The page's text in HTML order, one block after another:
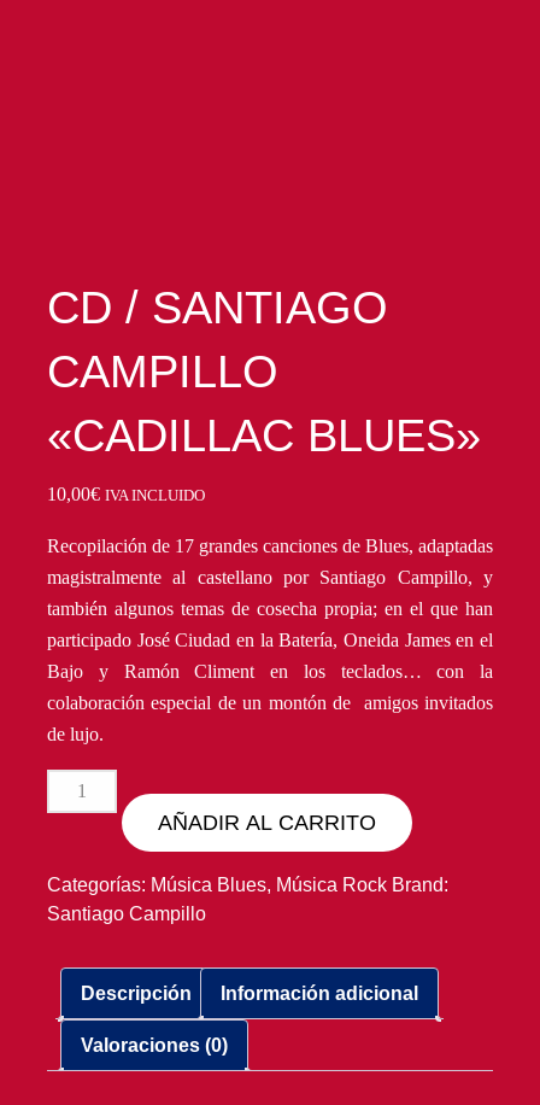
CD / SANTIAGO
CAMPILLO
«CADILLAC BLUES»
10,00€ IVA INCLUIDO
Recopilación de 17 grandes canciones de Blues, adaptadas
magistralmente al castellano por Santiago Campillo, y
también algunos temas de cosecha propia; en el que han
participado José Ciudad en la Batería, Oneida James en el
Bajo y Ramón Climent en los teclados… con la
colaboración especial de un montón de amigos invitados
de lujo.
/
SANTIAGO
"CADILLAC
BLUES"
AÑADIR AL CARRITO
Categorías: Música Blues, Música Rock Brand:
Santiago Campillo
Descripción Información adicional
Valoraciones (0)